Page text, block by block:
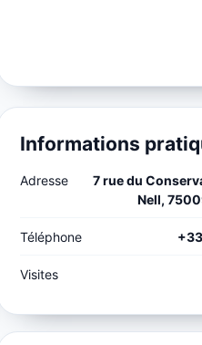
Informations
Adresse
7 rue du
Nell,
Téléphone
Visites